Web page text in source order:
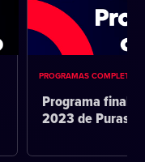
PROGRAMAS COMPLETOS
Programa final
2023 de Puras